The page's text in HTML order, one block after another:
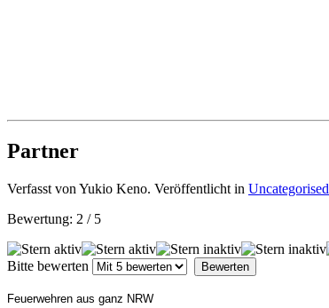
Partner
Verfasst von Yukio Keno. Veröffentlicht in Uncategorised
Bewertung: 2 / 5
Bitte bewerten
Feuerwehren aus ganz NRW